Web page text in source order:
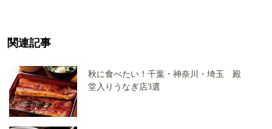
関連記事
秋に食べたい！千葉・神奈川・埼玉 殿
堂入りうなぎ店3選